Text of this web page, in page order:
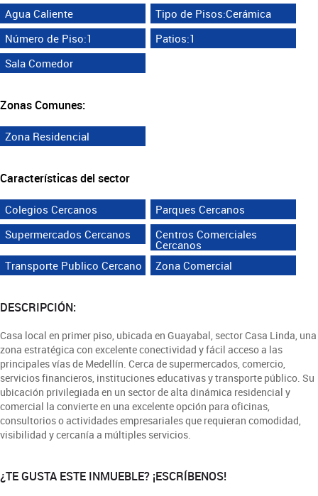
Agua Caliente
Tipo de Pisos:Cerámica
Número de Piso:1
Patios:1
Sala Comedor
Zonas Comunes:
Zona Residencial
Características del sector
Colegios Cercanos
Parques Cercanos
Supermercados Cercanos
Centros Comerciales
Cercanos
Transporte Publico Cercano
Zona Comercial
DESCRIPCIÓN:
Casa local en primer piso, ubicada en Guayabal, sector Casa Linda, una
zona estratégica con excelente conectividad y fácil acceso a las
principales vías de Medellín. Cerca de supermercados, comercio,
servicios financieros, instituciones educativas y transporte público. Su
ubicación privilegiada en un sector de alta dinámica residencial y
comercial la convierte en una excelente opción para oficinas,
consultorios o actividades empresariales que requieran comodidad,
visibilidad y cercanía a múltiples servicios.
¿TE GUSTA ESTE INMUEBLE? ¡ESCRÍBENOS!